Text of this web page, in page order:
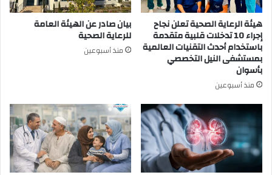
هيئة الرعاية الصحية تعلن نجاح
إجراء 10 تدخلات قلبية متقدمة
باستخدام أحدث التقنيات العالمية
بمستشفى النيل التخصصي
بأسوان
منذ أسبوعين
بيان صادر عن الهيئة العامة
للرعاية الصحية
منذ أسبوعين